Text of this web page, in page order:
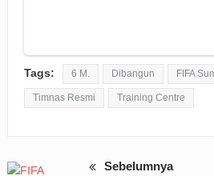
Tags: 6 M. Dibangun FIFA
Timnas Resmi Training Centre
Sebelumnya